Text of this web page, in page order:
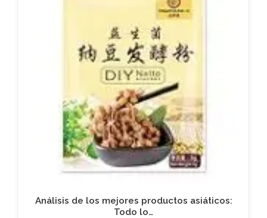
Análisis de los mejores productos asiáticos:
Todo lo…